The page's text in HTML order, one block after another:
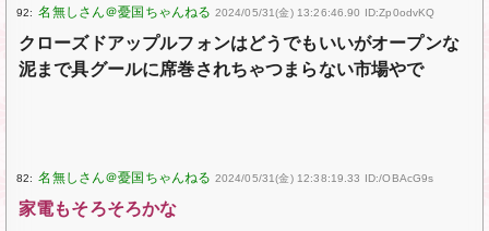
92: 2024/05/31(金) 13:26:46.90 ID:Zp0odvKQ
クローズドアップルフォンはどうでもいいがオープンな
泥まで具グールに席巻されちゃつまらない市場やで
82: 2024/05/31(金) 12:38:19.33 ID:/OBAcG9s
家電もそろそろかな